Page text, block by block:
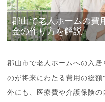
郡山で老人ホームの費
金の作り方を解説
郡山市で老人ホームへの入
のが将来にわたる費用の総
外にも、医療費や介護保険